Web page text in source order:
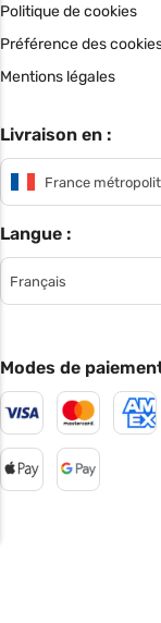
Politique de cookies
Préférence des
Mentions légales
Livraison en :
France
Langue :
Français
Modes de